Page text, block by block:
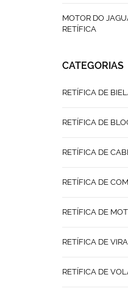
MOTOR DO
RETÍFICA
CATEGORIAS
RETÍFICA DE
RETÍFICA DE
RETÍFICA DE
RETÍFICA DE
RETÍFICA DE
RETÍFICA DE
RETÍFICA DE